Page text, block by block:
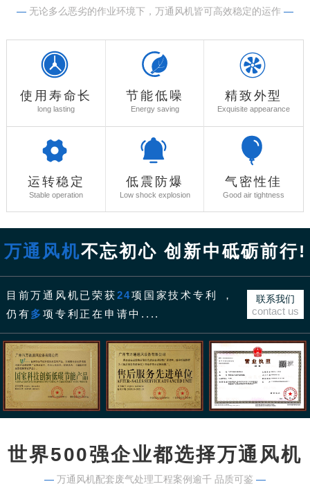
— 无论多么恶劣的作业环境下，万通风机皆可高效稳定的运作 —
使用寿命长
long lasting
节能低噪
Energy saving
精致外型
Exquisite appearance
运转稳定
Stable operation
低震防爆
Low shock explosion
气密性佳
Good air tightness
万通风机不忘初心 创新中砥砺前行!
目前万通风机已荣获24项国家技术专利 ，
仍有多项专利正在申请中....
联系我们
contact us
世界500强企业都选择万通风机
— 万通风机配套废气处理工程案例逾千 品质可鉴 —